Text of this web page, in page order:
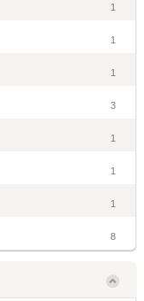
1
1
1
3
1
1
1
8